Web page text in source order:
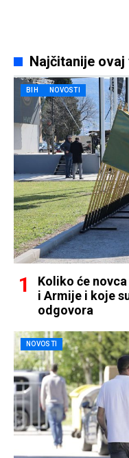
Najčitanije ovaj
BIH NOVOSTI
Koliko će
i Armije i koje
odgovora
NOVOSTI